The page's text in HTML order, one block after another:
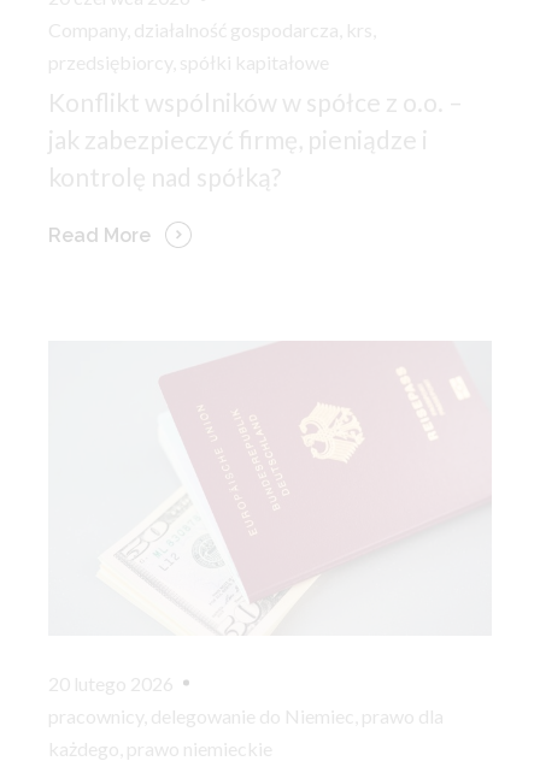
Company działalność gospodarcza krs
przedsiębiorcy
spółki kapitałowe
Konflikt wspólników w spółce z o.o. –
jak zabezpieczyć firmę, pieniądze i
kontrolę nad spółką?
Read More
20 lutego 2026
pracownicy delegowanie do Niemiec
prawo dla
każdego prawo niemieckie